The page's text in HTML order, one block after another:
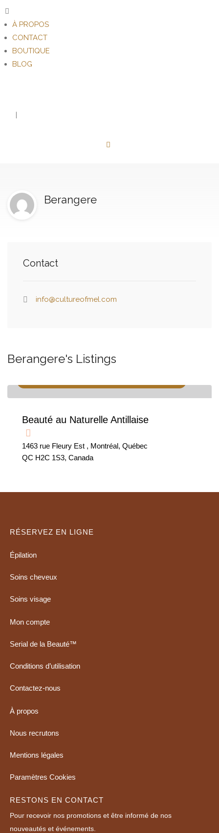
À PROPOS
CONTACT
BOUTIQUE
BLOG
|
Berangere
Contact
info@cultureofmel.com
Berangere's Listings
Beauté au Naturelle Antillaise
1463 rue Fleury Est , Montréal, Québec
QC H2C 1S3, Canada
RÉSERVEZ EN LIGNE
Épilation
Soins cheveux
Soins visage
Mon compte
Serial de la Beauté™
Conditions d’utilisation
Contactez-nous
À propos
Nous recrutons
Mentions légales
Paramètres Cookies
RESTONS EN CONTACT
Pour recevoir nos promotions et être informé de nos
nouveautés et événements.